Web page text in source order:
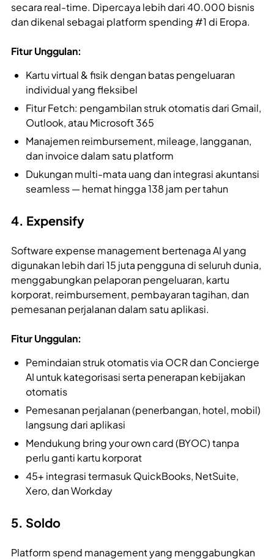
secara real-time. Dipercaya lebih dari 40.000 bisnis
dan dikenal sebagai platform spending #1 di Eropa.
Fitur Unggulan:
Kartu virtual & fisik dengan batas pengeluaran
individual yang fleksibel
Fitur Fetch: pengambilan struk otomatis dari Gmail,
Outlook, atau Microsoft 365
Manajemen reimbursement, mileage, langganan,
dan invoice dalam satu platform
Dukungan multi-mata uang dan integrasi akuntansi
seamless — hemat hingga 138 jam per tahun
4. Expensify
Software expense management bertenaga AI yang
digunakan lebih dari 15 juta pengguna di seluruh dunia,
menggabungkan pelaporan pengeluaran, kartu
korporat, reimbursement, pembayaran tagihan, dan
pemesanan perjalanan dalam satu aplikasi.
Fitur Unggulan:
Pemindaian struk otomatis via OCR dan Concierge
AI untuk kategorisasi serta penerapan kebijakan
otomatis
Pemesanan perjalanan (penerbangan, hotel, mobil)
langsung dari aplikasi
Mendukung bring your own card (BYOC) tanpa
perlu ganti kartu korporat
45+ integrasi termasuk QuickBooks, NetSuite,
Xero, dan Workday
5. Soldo
Platform spend management yang menggabungkan